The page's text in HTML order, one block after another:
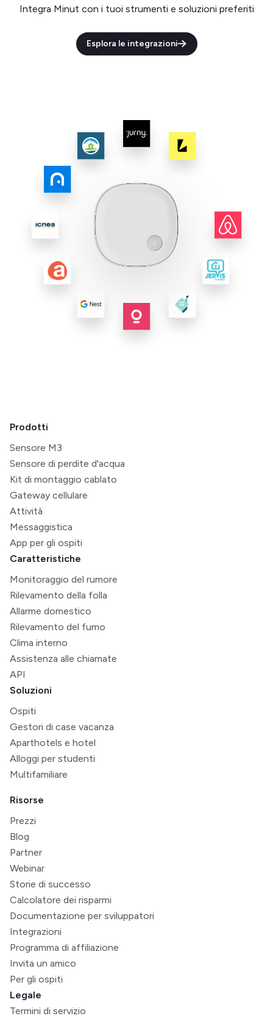
Integra Minut con i tuoi strumenti e soluzioni preferiti
Esplora le integrazioni
Prodotti
Sensore M3
Sensore di perdite d'acqua
Kit di montaggio cablato
Gateway cellulare
Attività
Messaggistica
App per gli ospiti
Caratteristiche
Monitoraggio del rumore
Rilevamento della folla
Allarme domestico
Rilevamento del fumo
Clima interno
Assistenza alle chiamate
API
Soluzioni
Ospiti
Gestori di case vacanza
Aparthotels e hotel
Alloggi per studenti
Multifamiliare
Risorse
Prezzi
Blog
Partner
Webinar
Storie di successo
Calcolatore dei risparmi
Documentazione per sviluppatori
Integrazioni
Programma di affiliazione
Invita un amico
Per gli ospiti
Legale
Termini di servizio